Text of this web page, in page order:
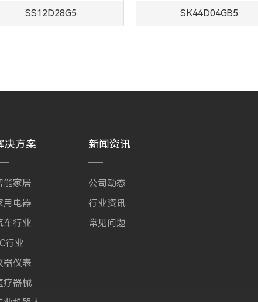
SS12D28G5 SK44D04GB5
决方案
能家居
用电器
车行业
行业
器仪表
疗器械
新闻资讯
公司动态
行业资讯
常见问题